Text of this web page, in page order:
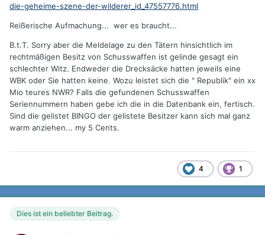
die-geheime-szene-der-wilderer_id_47557776.html
Reißerische Aufmachung... wer es braucht...
B.t.T. Sorry aber die Meldelage zu den Tätern hinsichtlich im
rechtmäßigen Besitz von Schusswaffen ist gelinde gesagt ein
schlechter Witz. Endweder die Drecksäcke hatten jeweils eine
WBK oder Sie hatten keine. Wozu leistet sich die " Republik" ein xx
Mio teures NWR? Falls die gefundenen Schusswaffen
Seriennummern haben gebe ich die in die Datenbank ein, fertisch.
Sind die gelistet BINGO der gelistete Besitzer kann sich mal ganz
warm anziehen... my 5 Cents.
4 1
Dies ist ein beliebter Beitrag.